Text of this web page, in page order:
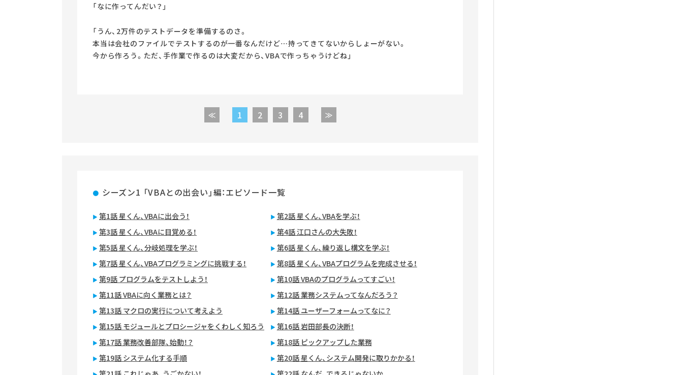
「なに作ってんだい？」
「うん、2万件のテストデータを準備するのさ。
本当は会社のファイルでテストするのが一番なんだけど…持ってきてないからしょーがない。
今から作ろう。ただ、手作業で作るのは大変だから、VBAで作っちゃうけどね」
1 2 3 4
シーズン1 「VBAとの出会い」編：エピソード一覧
第1話 星くん、VBAに出会う！
第2話 星くん、VBAを学ぶ！
第3話 星くん、VBAに目覚める！
第4話 江口さんの大失敗！
第5話 星くん、分岐処理を学ぶ！
第6話 星くん、繰り返し構文を学ぶ！
第7話 星くん、VBAプログラミングに挑戦する！
第8話 星くん、VBAプログラムを完成させる！
第9話 プログラムをテストしよう！
第10話 VBAのプログラムってすごい！
第11話 VBAに向く業務とは？
第12話 業務システムってなんだろう？
第13話 マクロの実行について考えよう
第14話 ユーザーフォームってなに？
第15話 モジュールとプロシージャをくわしく知ろう
第16話 岩田部長の決断！
第17話 業務改善部隊、始動！？
第18話 ピックアップした業務
第19話 システム化する手順
第20話 星くん、システム開発に取りかかる！